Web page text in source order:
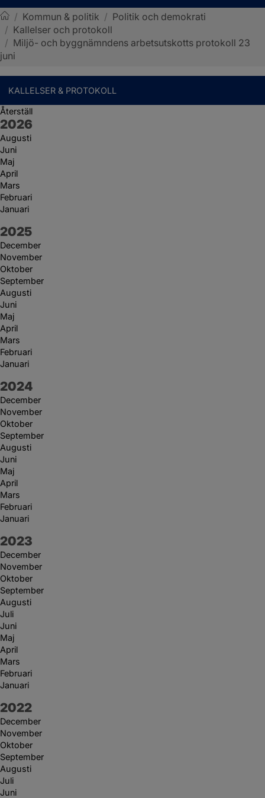
Sotenäs kommun
/ Kommun & politik / Politik och demokrati
/ Kallelser och protokoll
/ Miljö- och byggnämndens arbetsutskotts protokoll 23
juni
KALLELSER & PROTOKOLL
Återställ
År:
2026
Augusti
Juni
Maj
April
Mars
Februari
Januari
År:
2025
December
November
Oktober
September
Augusti
Juni
Maj
April
Mars
Februari
Januari
År:
2024
December
November
Oktober
September
Augusti
Juni
Maj
April
Mars
Februari
Januari
År:
2023
December
November
Oktober
September
Augusti
Juli
Juni
Maj
April
Mars
Februari
Januari
År:
2022
December
November
Oktober
September
Augusti
Juli
Juni